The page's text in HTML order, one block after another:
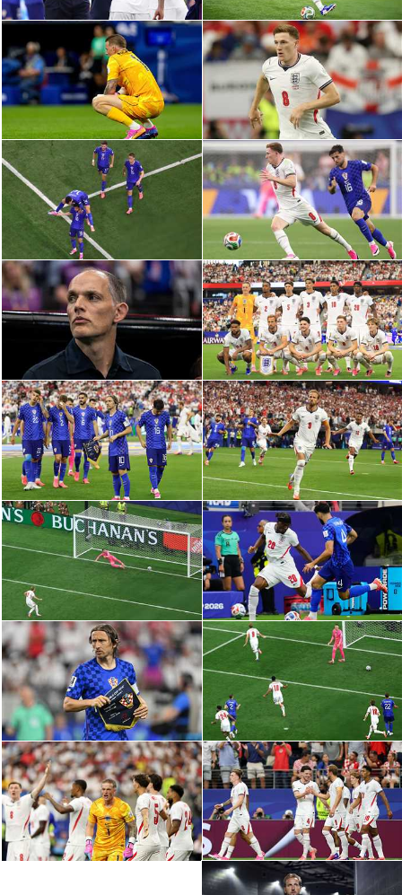
كرة سلة
كرة يد
كرة طائرة
الوطن العربي
في المونديال
رياضة نسائية
آسيا
أمريكا
ركن الألعاب
أقسام خاصة
Gamers
ميركاتو
تحقيق في الجول
تقرير في الجول
تحليل في الجول
حكايات في الجول
كويز في الجول
فيديو في الجول